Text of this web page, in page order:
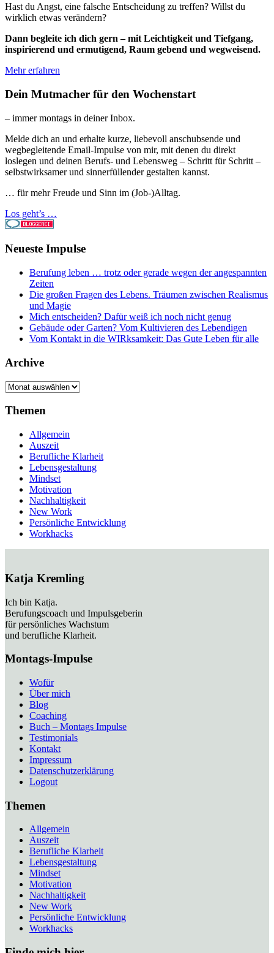
Hast du Angst, eine falsche Entscheidung zu treffen? Willst du
wirklich etwas verändern?
Dann begleite ich dich gern – mit Leichtigkeit und Tiefgang,
inspirierend und ermutigend, Raum gebend und wegweisend.
Mehr erfahren
Dein Mutmacher für den Wochenstart
– immer montags in deiner Inbox.
Melde dich an und erhalte kurze, liebevoll anschubsende und
wegbegleitende Email-Impulse von mir, mit denen du direkt
loslegen und deinen Berufs- und Lebensweg – Schritt für Schritt –
selbstwirksamer und sinnerfüllender gestalten kannst.
… für mehr Freude und Sinn im (Job-)Alltag.
Los geht’s …
Neueste Impulse
Berufung leben … trotz oder gerade wegen der angespannten
Zeiten
Die großen Fragen des Lebens. Träumen zwischen Realismus
und Magie
Mich entscheiden? Dafür weiß ich noch nicht genug
Gebäude oder Garten? Vom Kultivieren des Lebendigen
Vom Kontakt in die WIRksamkeit: Das Gute Leben für alle
Archive
Archive
Themen
Allgemein
Auszeit
Berufliche Klarheit
Lebensgestaltung
Mindset
Motivation
Nachhaltigkeit
New Work
Persönliche Entwicklung
Workhacks
Katja Kremling
Ich bin Katja.
Berufungscoach und Impulsgeberin
für persönliches Wachstum
und berufliche Klarheit.
Montags-Impulse
Wofür
Über mich
Blog
Coaching
Buch – Montags Impulse
Testimonials
Kontakt
Impressum
Datenschutzerklärung
Logout
Themen
Allgemein
Auszeit
Berufliche Klarheit
Lebensgestaltung
Mindset
Motivation
Nachhaltigkeit
New Work
Persönliche Entwicklung
Workhacks